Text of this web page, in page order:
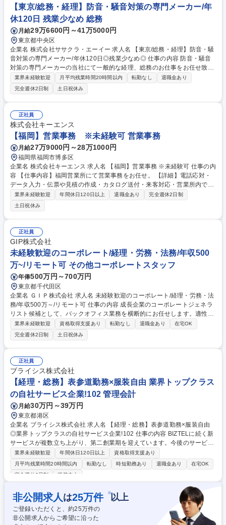
【東京/総務・経理】防音・騒音対策の専門メーカー/年
休120日 残業少なめ 総務
月給29万6600円～41万5000円
東京都中央区
企業名 株式会社ササクラ・エーイー 求人名 【東京/総務・経理】防音・騒
音対策の専門メーカー/年休120日◎残業少なめ◎ 仕事の内容 防音・騒音
対策の専門メーカーの当社にて一般的な経理、総務のお仕事をお任せ致し
ます。 ■総務業務 人事管理、給与管理、労務（勤怠）管理、社会保険手続
き補助など ■経理業務 立替経費精算、入出金管理、月次四半期年次決算業
務など PCAなどの業務ソフトを使用した一般的な経理、総務のお仕事で
す。 募集職種 【東京/総務・経理】防音・騒音対策の専門メーカー/年休12
0日◎残業少なめ◎
業界未経験歓迎 月平均残業時間20時間以内 転勤なし
退職金あり
完全週休2日制
土日祝休み
正社員
株式会社キーエンス
【福岡】営業事務 ※未経験可 営業事務
月給27万9000円～28万1000円
福岡県福岡市博多区
企業名 株式会社キーエンス 求人名 【福岡】営業事務 ※未経験可 仕事の内
容 【仕事内容】福岡営業所にて営業事務をお任せ。 【詳細】電話応対・
データ入力・伝票や見積の作成・カタログ送付・来客対応・営業所内で発
生する事務業務や業務改善等の支店運営への関与をお任せします。 【教育
制度】ご入社後、育成担当とペアになりながらOJTにて業務を覚えていた
だくことが可能です。業務システムがきちんと構築されているため、スム
ーズに仕事に慣れることができる環境です。また、「チームで成果を出す
文化」があり、良いやり方を積極的に共有しながら常に改善を目指す風土
のため、安心して業務に取り組んでいただけます。 募集職種 【福岡】営
業事務 ※未経験可
業界未経験歓迎 年間休日120日以上 退職金あり
完全週休2日制
土日祝休み
正社員
GIP株式会社
未経験歓迎のコーポレート/経理・労務・法務/年収500
万~/リモート可 その他コーポレートスタッフ
年俸500万円～700万円
東京都千代田区
企業名 ＧＩＰ株式会社 求人名 未経験歓迎のコーポレート/経理・労務・法
務/年収500万～/リモート可 仕事の内容 成長企業のコーポレートジェネラ
リスト候補として、バックオフィス業務を横断的にお任せします。適性に
合わせて、経理、総務、労務、法務などの基礎実務からスタートし、徐々
に領域を広げていただきます。 先輩のサポートのもと、以下の業務を少し
ずつキャッチアップします。 (1)経理・総務：経費精算、仕訳入力、契約
書管理、社内イベント運営 (2)労務・法務：入退社手続きサポート、勤怠
管理、法務チェック依頼対応 (3)プロジェクト：2026年冬想定のオフィス
移転、IPO準備に伴う対応 ★外部の税理士・社労士・弁護士とも連携しな
がら、専門知識をイチから網羅できる育成枠です。 募集職種 未経験歓迎
のコーポレート/経理・労務・法務/年収500万～/リモート可
業界未経験歓迎 資格取得支援あり 転勤なし 退職金あり
在宅OK
完全週休2日制
土日祝休み
正社員
ブライシス株式会社
【経理・総務】表参道勤務×服装自由 業界トップクラス
の自社サービス企業!102 管理会計
月給30万円～39万円
東京都港区
企業名 ブライシス株式会社 求人名 【経理・総務】表参道勤務×服装自由
◎業界トップクラスの自社サービス企業!102 仕事の内容 BIZTELに続く新
サービスが複数立ち上がり、第二創業期を迎えています。今後のサービス
拡大に向け、会社基盤を支えるバックオフィス強化のため、経理・総務業
務全般を担っていただける方を募集します。 ＜経理＞■日次経理業務（仕
訳の入力、債権債務管理等） ■月次経理業務（経費計算、売掛・買掛金の
書発行、振込手続き等） ■年次決算対応■経理業務フローの整備 など ＜総
務＞■総務業務（来客・電話対応、備品管理、退職金事務等） 募集職種
【経理・総務】表参道勤務×服装自由◎業界トップクラスの自社サービス
企業!102
業界未経験歓迎 年間休日120日以上
資格取得支援あり
月平均残業時間20時間以内
転勤なし 時短勤務あり 退職金あり
在宅OK
完全週休2日制
服装自由
非公開求人 は25万件 ※以上
ご登録いただくと、約25万件の
非公開求人からご希望に沿った